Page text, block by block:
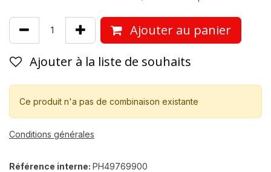
Ajouter au panier
Ajouter à la liste de souhaits
Ce produit n'a pas de combinaison existante
Conditions générales
Référence interne: PH49769900